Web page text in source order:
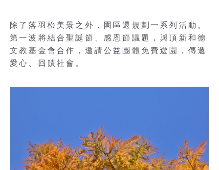
除了落羽松美景之外，園區還規劃一系列活動。
第一波將結合聖誕節、感恩節議題，與頂新和德
文教基金會合作，邀請公益團體免費遊園，傳遞
愛心、回饋社會。